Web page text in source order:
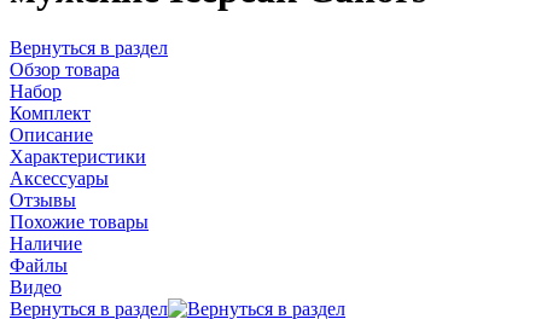
Вернуться в раздел
Обзор товара
Набор
Комплект
Описание
Характеристики
Аксессуары
Отзывы
Похожие товары
Наличие
Файлы
Видео
Вернуться в раздел